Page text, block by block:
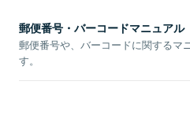
郵便番号・バーコードマニュアル
郵便番号や、バーコードに関するマ
す。